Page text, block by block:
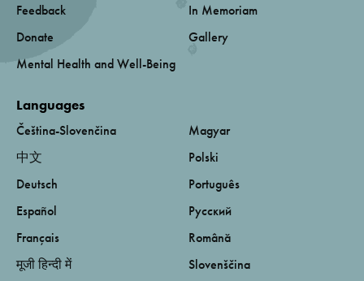
Feedback
Donate
Mental Health and Well-Being
In Memoriam
Gallery
Languages
Čeština-Slovenčina
中文
Deutsch
Español
Français
मूजी हिन्दी में
Magyar
Polski
Português
Русский
Română
Slovenščina